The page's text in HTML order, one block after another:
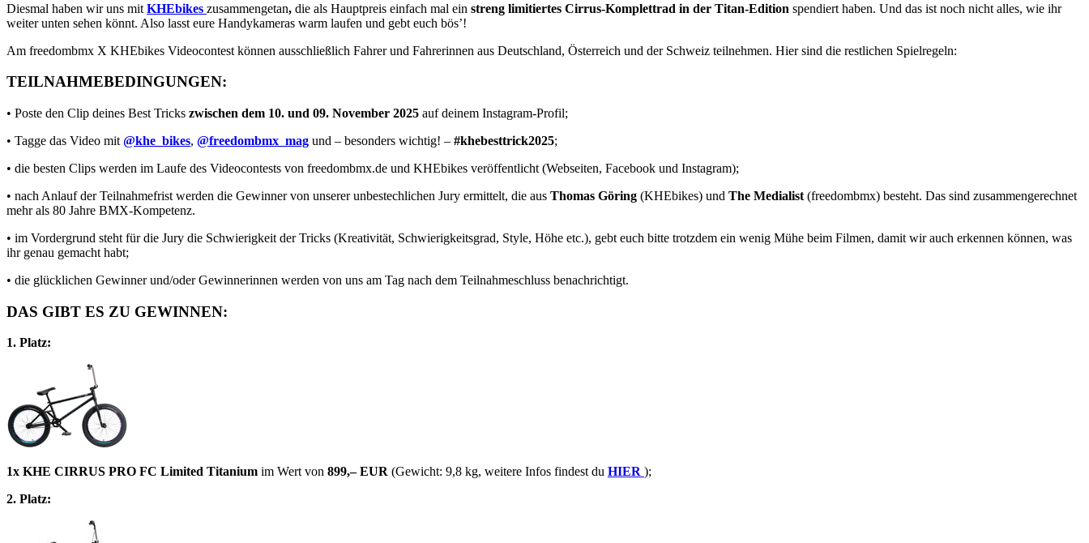
Diesmal haben wir uns mit KHEbikes zusammengetan, die als Hauptpreis einfach mal ein streng limitiertes Cirrus-Komplettrad in der Titan-Edition spendiert haben. Und das ist noch nicht alles, wie ihr
weiter unten sehen könnt. Also lasst eure Handykameras warm laufen und gebt euch bös’!
Am freedombmx X KHEbikes Videocontest können ausschließlich Fahrer und Fahrerinnen aus Deutschland, Österreich und der Schweiz teilnehmen. Hier sind die restlichen Spielregeln:
TEILNAHMEBEDINGUNGEN:
• Poste den Clip deines Best Tricks zwischen dem 10. und 09. November 2025 auf deinem Instagram-Profil;
• Tagge das Video mit @khe_bikes, @freedombmx_mag und – besonders wichtig! – #khebesttrick2025;
• die besten Clips werden im Laufe des Videocontests von freedombmx.de und KHEbikes veröffentlicht (Webseiten, Facebook und Instagram);
• nach Anlauf der Teilnahmefrist werden die Gewinner von unserer unbestechlichen Jury ermittelt, die aus Thomas Göring (KHEbikes) und The Medialist (freedombmx) besteht. Das sind zusammengerechnet
mehr als 80 Jahre BMX-Kompetenz.
• im Vordergrund steht für die Jury die Schwierigkeit der Tricks (Kreativität, Schwierigkeitsgrad, Style, Höhe etc.), gebt euch bitte trotzdem ein wenig Mühe beim Filmen, damit wir auch erkennen können, was
ihr genau gemacht habt;
• die glücklichen Gewinner und/oder Gewinnerinnen werden von uns am Tag nach dem Teilnahmeschluss benachrichtigt.
DAS GIBT ES ZU GEWINNEN:
1. Platz:
1x KHE CIRRUS PRO FC Limited Titanium im Wert von 899,– EUR (Gewicht: 9,8 kg, weitere Infos findest du HIER );
2. Platz: